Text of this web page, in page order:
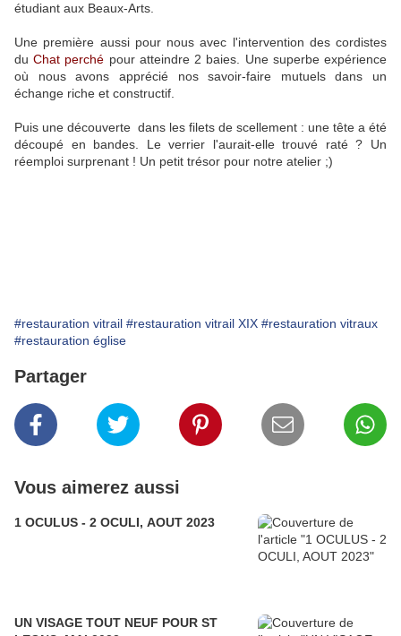
étudiant aux Beaux-Arts.
Une première aussi pour nous avec l'intervention des cordistes
du Chat perché pour atteindre 2 baies. Une superbe expérience
où nous avons apprécié nos savoir-faire mutuels dans un
échange riche et constructif.
Puis une découverte dans les filets de scellement : une tête a été
découpé en bandes. Le verrier l'aurait-elle trouvé raté ? Un
réemploi surprenant ! Un petit trésor pour notre atelier ;)
#restauration vitrail #restauration vitrail XIX #restauration vitraux
#restauration église
Partager
Vous aimerez aussi
1 OCULUS - 2 OCULI, AOUT 2023
UN VISAGE TOUT NEUF POUR ST